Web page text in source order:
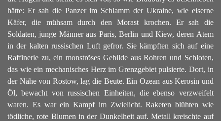
hätte: Er sah die Panzer im Schlamm der Ukraine, wie eiserne
Käfer, die mühsam durch den Morast krochen. Er sah die
Soldaten, junge Männer aus Paris, Berlin und Kiew, deren Atem
in der kalten russischen Luft gefror. Sie kämpften sich auf eine
Raffinerie zu, ein monströses Gebilde aus Rohren und Schloten,
das wie ein mechanisches Herz im Grenzgebiet pulsierte.Dort, in
der Nähe von Rostow, lag die Beute. Ein Ozean aus Kerosin und
Öl, bewacht von russischen Einheiten, die ebenso verzweifelt
waren. Es war ein Kampf im Zwielicht. Raketen blühten wie
tödliche, rote Blumen in der Dunkelheit auf. Metall kreischte auf